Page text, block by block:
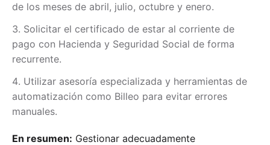
de los meses de abril, julio, octubre y enero.
Solicitar el certificado de estar al corriente de
pago con Hacienda y Seguridad Social de forma
recurrente.
Utilizar asesoría especializada y herramientas de
automatización como Billeo para evitar errores
manuales.
En resumen: Gestionar adecuadamente